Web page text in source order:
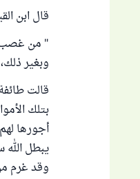
قال ابن
" من غصب
وبغير
قالت
بتلك
أجورها
يبطل الله
وقد غرم